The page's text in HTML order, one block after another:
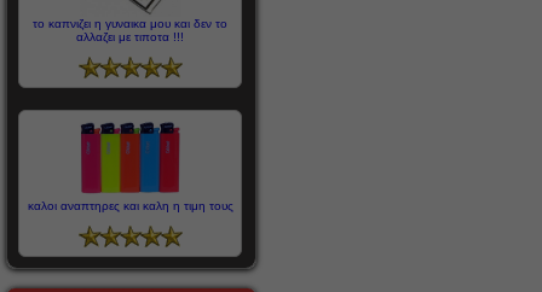
το καπνιζει η γυναικα μου και δεν το
αλλαζει με τιποτα !!!
καλοι αναπτηρες και καλη η τιμη τους